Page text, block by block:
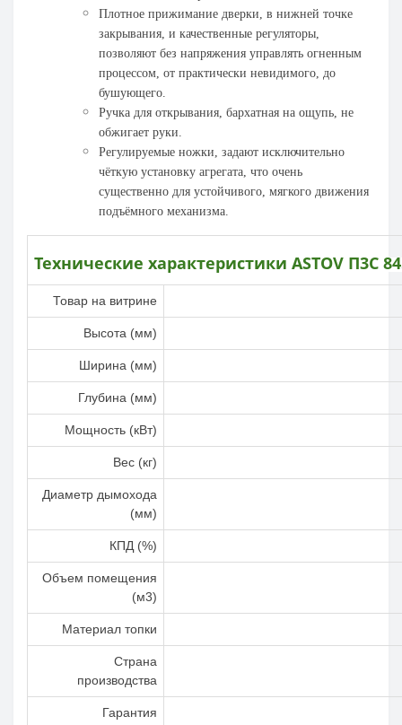
Плотное прижимание дверки , в нижней точке
закрывания, и качественные регуляторы,
позволяют без напряжения управлять огненным
процессом, от практически невидимого, до
бушующего.
Ручка для открывания, бархатная на ощупь, не
обжигает руки.
Регулируемые ножки, задают исключительно
чёткую установку агрегата, что очень
существенно для устойчивого, мягкого движения
подъёмного механизма.
Технические характеристики ASTOV П3С
Товар на витрине
Высота (мм)
Ширина (мм)
Глубина (мм)
Мощность (кВт)
Вес (кг)
Диаметр дымохода
(мм)
КПД (%)
Объем помещения
(м3)
Материал топки
Страна
производства
Гарантия